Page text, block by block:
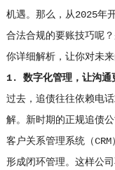
机遇。那么，从2025年
合法合规的要账技巧呢
你详细解析，让你对未
1. 数字化管理，让沟通
过去，追债往往依赖电
解。新时期的正规追债
客户关系管理系统（
形成闭环管理。这样公